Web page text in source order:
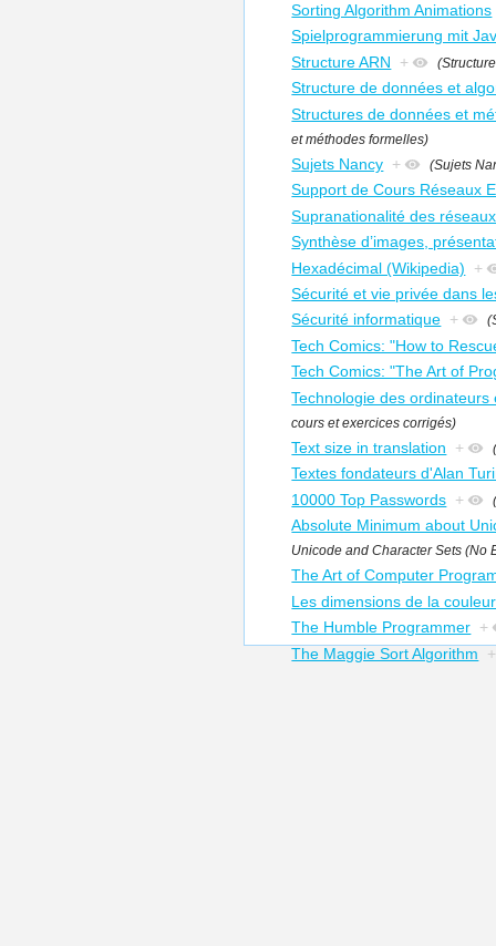
Sorting Algorithm Animations
Spielprogrammierung mit
Structure ARN
+
Structure de données et
Structures de données et
et méthodes formelles)
Sujets Nancy + (Sujets
Support de Cours Réseaux
Supranationalité des
Synthèse d’images,
Hexadécimal (Wikipedia)
+
Sécurité et vie privée dans
Sécurité informatique +
Tech Comics: "How to
Tech Comics: "The Art of
Technologie des
cours et exercices corrigés)
Text size in translation +
Textes fondateurs d'Alan
10000 Top Passwords +
Absolute Minimum about
Unicode and Character Sets (No
The Art of Computer
Les dimensions de la
The Humble Programmer +
The Maggie Sort Algorithm
+